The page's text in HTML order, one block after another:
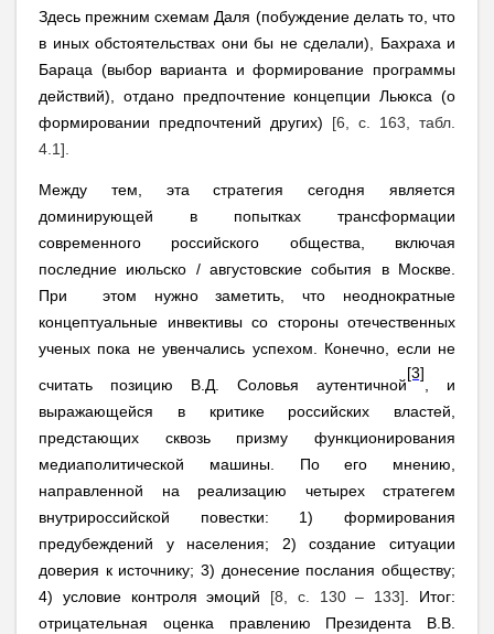
Здесь прежним схемам Даля (побуждение делать то, что
в иных обстоятельствах они бы не сделали), Бахраха и
Бараца (выбор варианта и формирование программы
действий), отдано предпочтение концепции Льюкса (о
формировании предпочтений других) [6, с. 163, табл.
4.1].
Между тем, эта стратегия сегодня является
доминирующей в попытках трансформации
современного российского общества, включая
последние июльско / августовские события в Москве.
При этом нужно заметить, что неоднократные
концептуальные инвективы со стороны отечественных
ученых пока не увенчались успехом. Конечно, если не
считать позицию В.Д. Соловья аутентичной
[3]
, и
выражающейся в критике российских властей,
предстающих сквозь призму функционирования
медиаполитической машины. По его мнению,
направленной на реализацию четырех стратегем
внутрироссийской повестки: 1) формирования
предубеждений у населения; 2) создание ситуации
доверия к источнику; 3) донесение послания обществу;
4) условие контроля эмоций [8, с. 130 – 133]. Итог:
отрицательная оценка правлению Президента В.В.